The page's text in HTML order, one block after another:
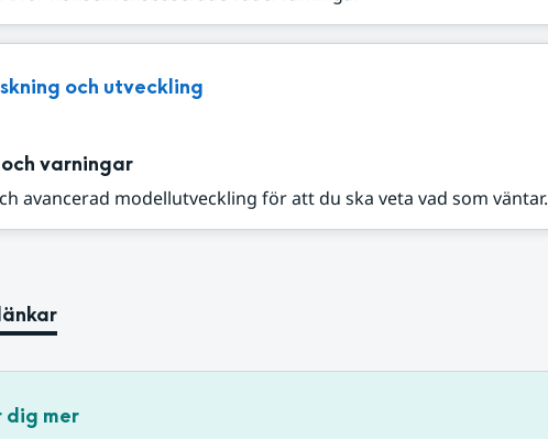
och utveckling
varningar
avancerad modellutveckling för att du ska veta vad som väntar.
dig mer